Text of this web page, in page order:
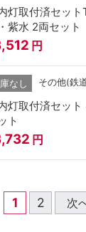
灯取付済セッ
紫水 2両セット
円
なし その他(鉄
灯取付済セッ
ト
円
1 2 次